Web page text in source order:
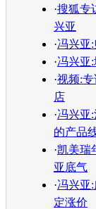
·搜狐专
兴亚
·冯兴亚
·冯兴亚
·视频:专
店
·冯兴亚
的产品
·凯美瑞
亚底气
·冯兴亚
定涨价